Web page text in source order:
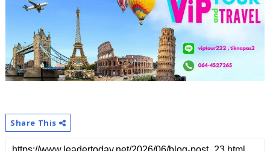
Share This